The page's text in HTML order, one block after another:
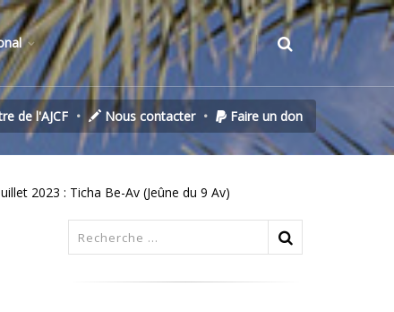
de l'AJCF Nous contacter Faire un don
2023 : Ticha Be-Av (Jeûne du 9 Av)